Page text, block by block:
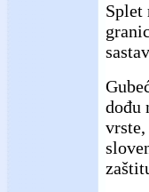
Splet
dođu